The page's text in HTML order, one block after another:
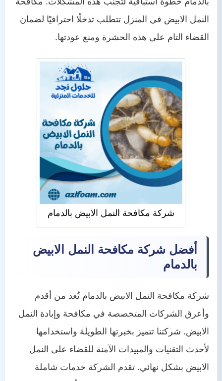
النمل الابيض في المنزل تتطلب تدخلًا احترافيًا لضمان
القضاء التام على هذه الحشرة ومنع عودتها.
شركة مكافحة النمل الابيض بالدمام
أفضل شركة مكافحة النمل الابيض
بالدمام
شركة مكافحة النمل الابيض بالدمام تُعد من أقدم
وأعرق الشركات المتخصصة في مكافحة وإبادة النمل
الابيض. شركتنا تتميز بخبرتها الطويلة واستخدامها
لأحدث التقنيات والمبيدات الآمنة للقضاء على النمل
الابيض بشكل نهائي. تقدم الشركة خدمات شاملة